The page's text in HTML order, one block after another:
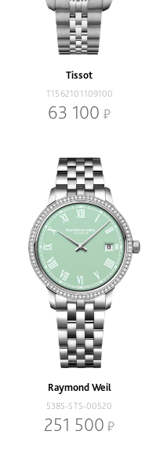
Tissot
T1562101109100
63 100
Raymond Weil
5385-STS-00520
251 500